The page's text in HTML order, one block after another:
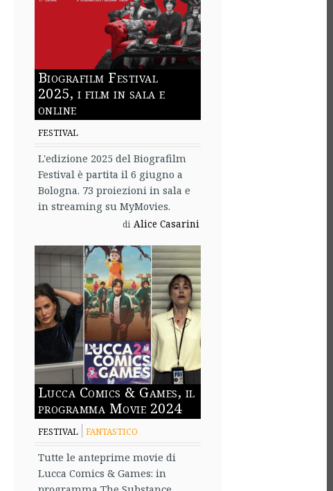
Biografilm Festival
2025, i film in sala e
online
FESTIVAL
L'edizione 2025 del Biografilm
Festival è partita il 6 giugno a
Bologna. 73 proiezioni in sala e
in streaming su MyMovies.
di Alice Casarini
Lucca Comics & Games, il
programma Movie 2024
FESTIVAL FANTASTICO
Tutte le anteprime movie di
Lucca Comics & Games: in